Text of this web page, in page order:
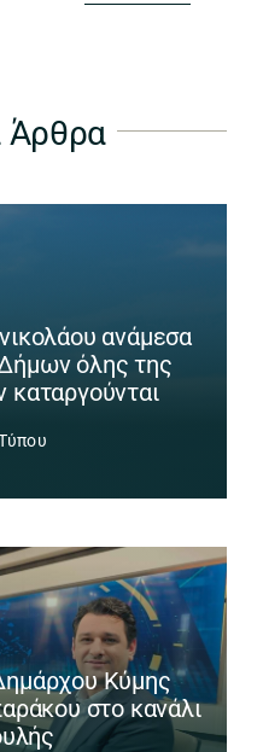
Άρθρα
ανάμεσα
όλης της
καταργούνται
Κύμης
στο κανάλι